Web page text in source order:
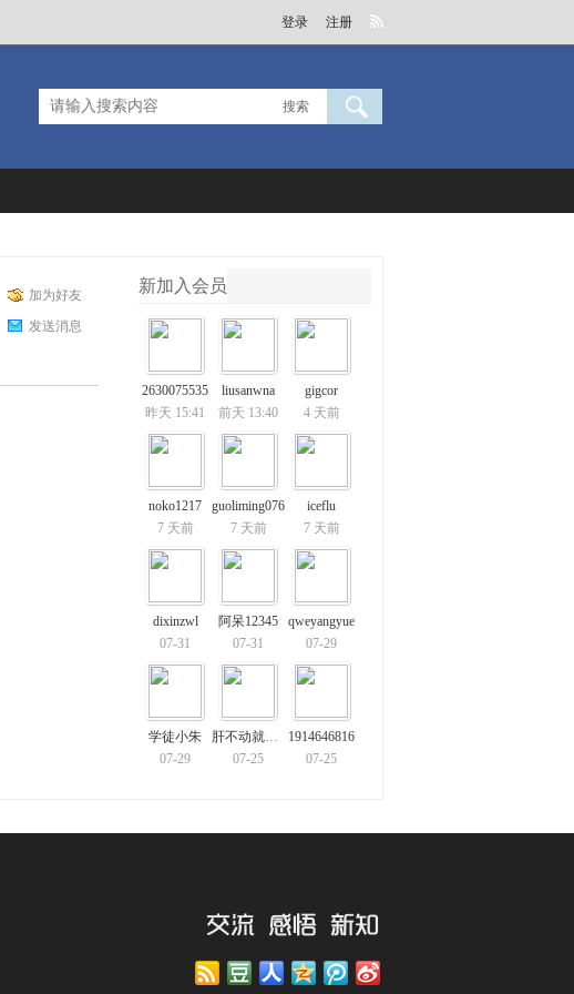
登录 注册
搜索
新加入会员
2630075535
昨天 15:41
liusanwna
前天 13:40
gigcor
4 天前
noko1217
7 天前
guoliming076
7 天前
iceflu
7 天前
dixinzwl
07-31
阿呆12345
07-31
qweyangyue
07-29
学徒小朱
07-29
肝不动就开摆
07-25
1914646816
07-25
加为好友
发送消息